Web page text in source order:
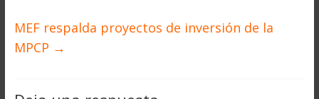
MEF respalda proyectos de inversión de la
MPCP →